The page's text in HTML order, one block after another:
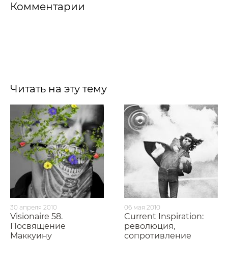
Комментарии
Читать на эту тему
30 апреля 2010
Visionaire 58.
Посвящение
Маккуину
06 мая 2010
Current Inspiration:
революция,
сопротивление